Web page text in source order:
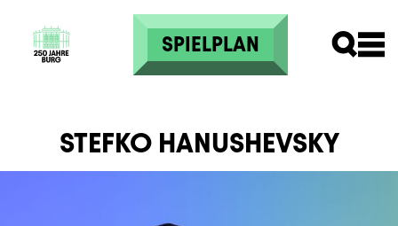
Direkt zum Inhalt
SPIELPLAN
STEFKO HANUSHEVSKY